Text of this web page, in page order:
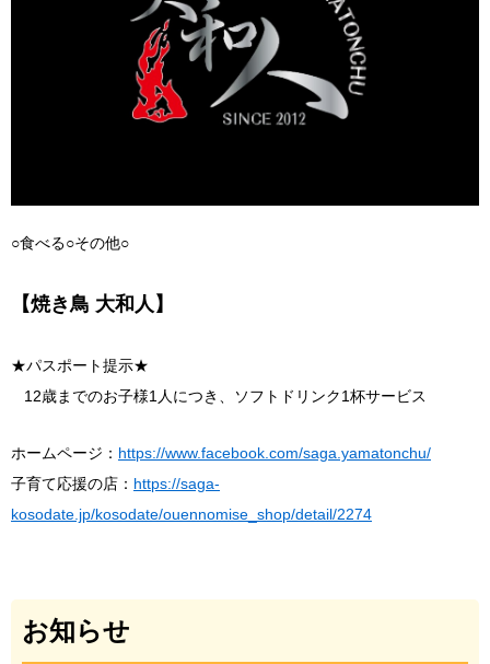
○食べる○その他○
【焼き鳥 大和人】
★パスポート提示★
12歳までのお子様1人につき、ソフトドリンク1杯サービス
ホームページ： https://www.facebook.com/saga.yamatonchu/
子育て応援の店： https://saga-
kosodate.jp/kosodate/ouennomise_shop/detail/2274
お知らせ